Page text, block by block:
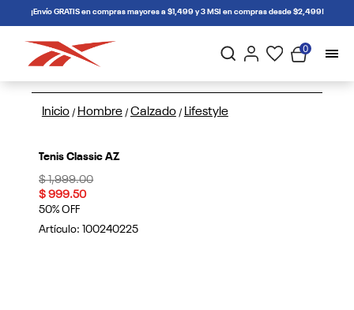
connectif¡Envío GRATIS en compras mayores a $1,499 y 3 MSI en compras desde $2,499!
0
Inicio / Hombre / Calzado / Lifestyle
Tenis Classic AZ
Price reduced from
$ 1,999.00to
$ 999.50
50% OFF
Artículo: 100240225